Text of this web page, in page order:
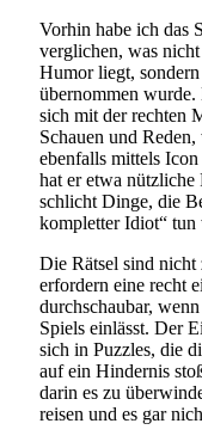
Vorhin habe ich das
verglichen, was
Humor liegt, sondern
übernommen
sich mit der rechten
Schauen und
ebenfalls mittels
hat er etwa nützliche
schlicht Dinge, die
kompletter Idiot“ tun
Die Rätsel sind
erfordern eine recht
durchschaubar,
Spiels einlässt. Der
sich in Puzzles, die
auf ein Hindernis
darin es zu
reisen und es gar